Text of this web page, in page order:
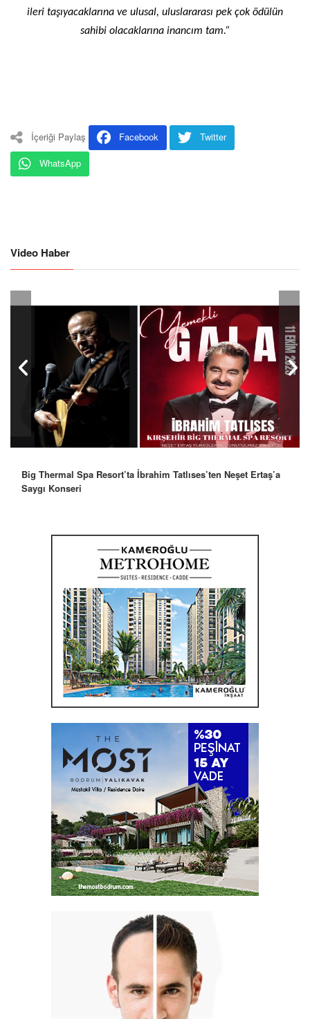
ileri taşıyacaklarına ve ulusal, uluslararası pek çok ödülün
sahibi olacaklarına inancım tam.”
İçeriği Paylaş Facebook
Twitter
WhatsApp
Video Haber
Big Thermal Spa Resort’ta İbrahim Tatlıses’ten Neşet Ertaş’a
Saygı Konseri